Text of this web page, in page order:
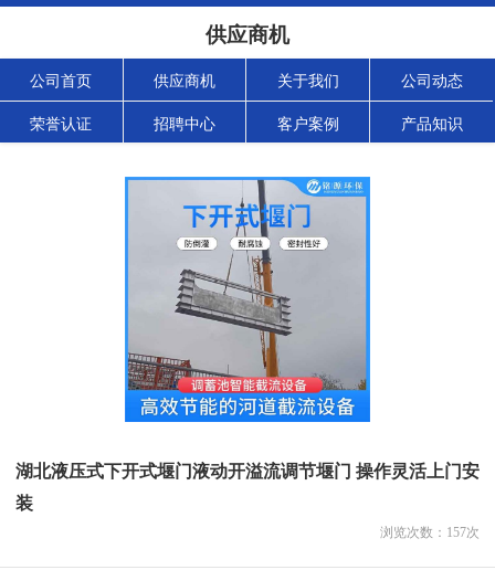
供应商机
公司首页 供应商机 关于我们 公司动态
荣誉认证 招聘中心 客户案例 产品知识
湖北液压式下开式堰门液动开溢流调节堰门 操作灵活上门安
装
浏览次数： 157次